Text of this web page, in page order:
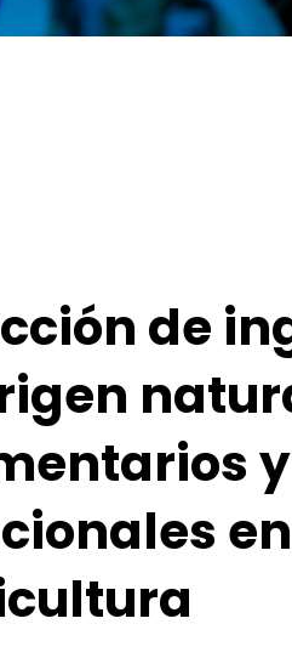
de